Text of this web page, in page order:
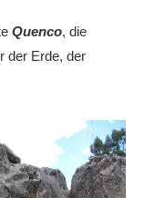
Quenco, die
der Erde, der